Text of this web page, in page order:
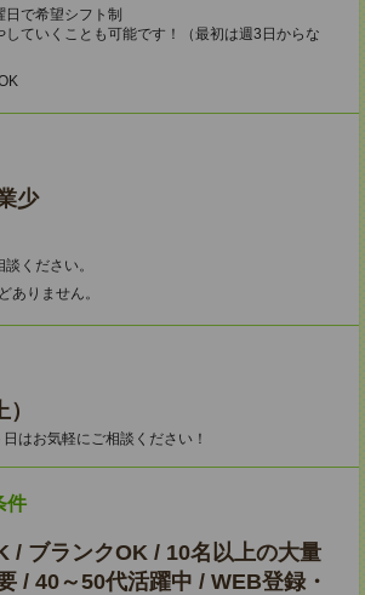
日で希望シフト制
ていくことも可能です！（最初は週3日からな
少
ください。
ありません。
はお気軽にご相談ください！
件
/ ブランクOK / 10名以上の大量
/ 40～50代活躍中 / WEB登録・